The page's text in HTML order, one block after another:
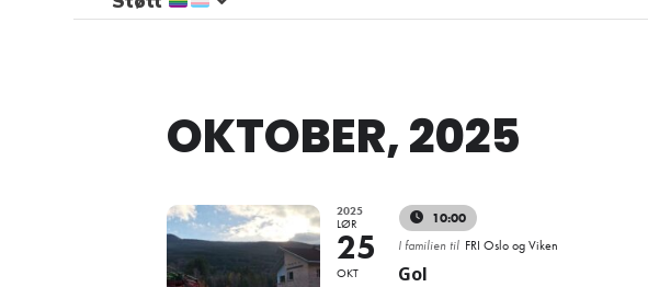
OKTOBER, 2025
2025
LØR
25
OKT
10:00
I familien til FRI Oslo og Viken
Gol